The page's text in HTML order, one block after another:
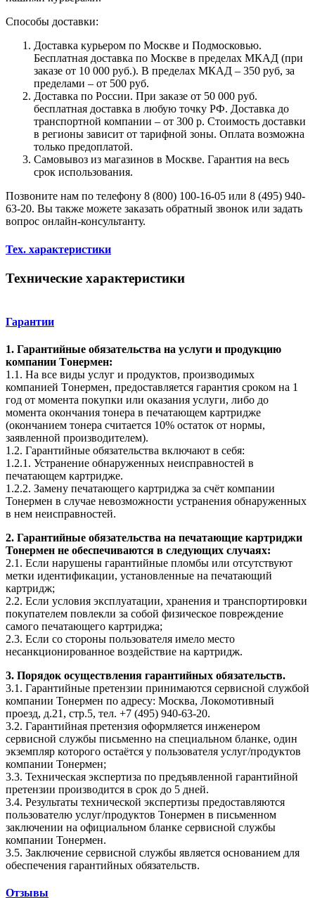
Способы доставки:
Доставка курьером по Москве и Подмосковью.
Бесплатная доставка по Москве в пределах МКАД (при
заказе от 10 000 руб.). В пределах МКАД – 350 руб, за
пределами – от 500 руб.
Доставка по России. При заказе от 50 000 руб.
бесплатная доставка в любую точку РФ. Доставка до
транспортной компании – от 300 р. Стоимость доставки
в регионы зависит от тарифной зоны. Оплата возможна
только предоплатой.
Самовывоз из магазинов в Москве. Гарантия на весь
срок использования.
Позвоните нам по телефону 8 (800) 100-16-05 или 8 (495) 940-
63-20. Вы также можете заказать обратный звонок или задать
вопрос онлайн-консультанту.
Тех. характеристики
Технические характеристики
Гарантии
1. Гарантийные обязательства на услуги и продукцию
компании Tонермен:
1.1. На все виды услуг и продуктов, производимых
компанией Tонермен, предоставляется гарантия сроком на 1
год от момента покупки или оказания услуги, либо до
момента окончания тонера в печатающем картридже
(окончанием тонера считается 10% остаток от нормы,
заявленной производителем).
1.2. Гарантийные обязательства включают в себя:
1.2.1. Устранение обнаруженных неисправностей в
печатающем картридже.
1.2.2. Замену печатающего картриджа за счёт компании
Тонермен в случае невозможности устранения обнаруженных
в нем неисправностей.
2. Гарантийные обязательства на печатающие картриджи
Тонермен не обеспечиваются в следующих случаях:
2.1. Если нарушены гарантийные пломбы или отсутствуют
метки идентификации, установленные на печатающий
картридж;
2.2. Если условия эксплуатации, хранения и транспортировки
покупателем повлекли за собой физическое повреждение
самого печатающего картриджа;
2.3. Если со стороны пользователя имело место
несанкционированное воздействие на картридж.
3. Порядок осуществления гарантийных обязательств.
3.1. Гарантийные претензии принимаются сервисной службой
компании Тонермен по адресу: Москва, Локомотивный
проезд, д.21, стр.5, тел. +7 (495) 940-63-20.
3.2. Гарантийная претензия оформляется инженером
сервисной службы письменно на специальном бланке, один
экземпляр которого остаётся у пользователя услуг/продуктов
компании Тонермен;
3.3. Техническая экспертиза по предъявленной гарантийной
претензии производится в срок до 5 дней.
3.4. Результаты технической экспертизы предоставляются
пользователю услуг/продуктов Тонермен в письменном
заключении на официальном бланке сервисной службы
компании Тонермен.
3.5. Заключение сервисной службы является основанием для
обеспечения гарантийных обязательств.
Отзывы